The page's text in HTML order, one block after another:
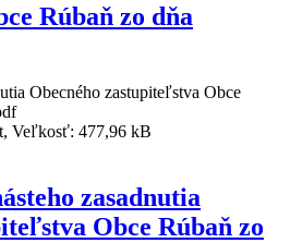
Rúbaň zo dňa
Obecného zastupiteľstva Obce
Veľkosť: 477,96 kB
zasadnutia
Obce Rúbaň zo